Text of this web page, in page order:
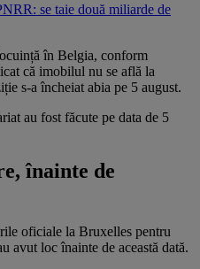
se taie două miliarde de
în Belgia, conform
că imobilul nu se află la
s-a încheiat abia pe 5 august.
au fost făcute pe data de 5
înainte de
oficiale la Bruxelles pentru
avut loc înainte de această dată.